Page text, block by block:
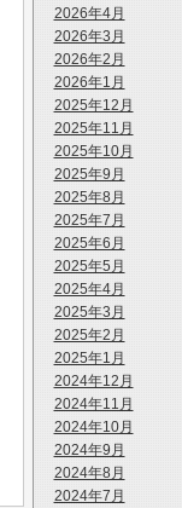
2026年4月
2026年3月
2026年2月
2026年1月
2025年12月
2025年11月
2025年10月
2025年9月
2025年8月
2025年7月
2025年6月
2025年5月
2025年4月
2025年3月
2025年2月
2025年1月
2024年12月
2024年11月
2024年10月
2024年9月
2024年8月
2024年7月